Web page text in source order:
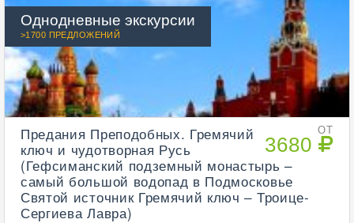
Однодневные экскурсии
>1700 ПРЕДЛОЖЕНИЙ
ОТ
3680
Предания Преподобных. Гремячий
ключ и чудотворная Русь
(Гефсиманский подземный монастырь –
самый большой водопад в Подмосковье
Святой источник Гремячий ключ – Троице-
Сергиева Лавра)